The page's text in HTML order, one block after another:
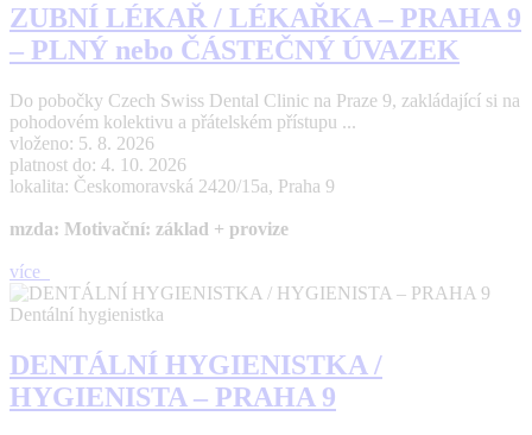
ZUBNÍ LÉKAŘ / LÉKAŘKA – PRAHA 9
– PLNÝ nebo ČÁSTEČNÝ ÚVAZEK
Do pobočky Czech Swiss Dental Clinic na Praze 9, zakládající si na
pohodovém kolektivu a přátelském přístupu ...
vloženo: 5. 8. 2026
platnost do: 4. 10. 2026
lokalita: Českomoravská 2420/15a, Praha 9
mzda: Motivační: základ + provize
více
Dentální hygienistka
DENTÁLNÍ HYGIENISTKA /
HYGIENISTA – PRAHA 9